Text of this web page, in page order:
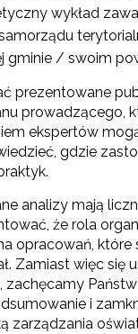
wykład
gminie / swoim
prezentowane
prowadzącego,
ekspertów
gdzie
analizy mają
że rola
opracowań,
Zamiast więc
i
zarządzania
danych osobowych